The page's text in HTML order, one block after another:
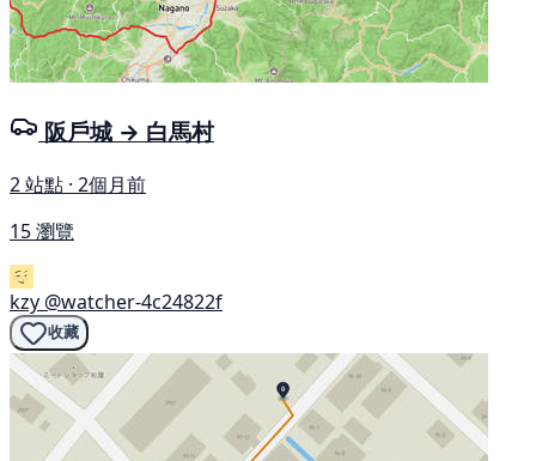
阪戶城 → 白馬村
2 站點 · 2個月前
15 瀏覽
kzy @watcher-4c24822f
收藏